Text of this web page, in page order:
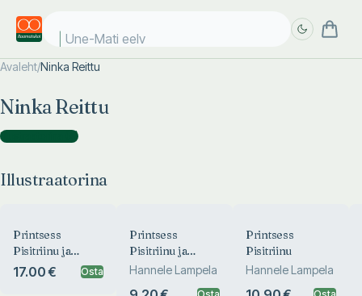
Une-Mati eelvi
Avaleht/Ninka Reittu
Ninka Reittu
Illustraatorina )
Illustraatorina
Printsess
Pisitriinu ja
imepärane
17.00 € Osta
Printsess
Pisitriinu ja
karjuv ebaõiglus
Hannele Lampela
Printsess
Pisitriinu
Hannele Lampela